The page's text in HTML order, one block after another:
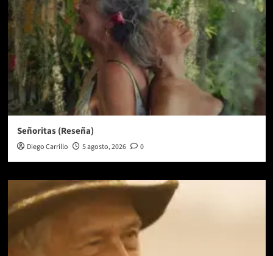
Señoritas (Reseña)
Diego Carrillo 5 agosto, 2026 0